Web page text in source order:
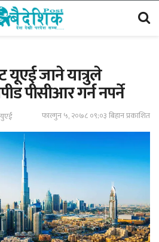
यूएई जाने यात्रुले
पीसीआर गर्न नपर्ने
युएई फाल्गुन ५, २०७८ ०९;०३ बिहान प्रकाशित